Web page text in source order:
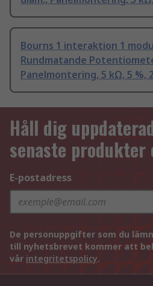
Bourns 1 interaktion 1
Rundmatande
Panelmontering, 5 kΩ, 5 %,
Håll dig
senaste
E-postadress
De personuppgifter som du
till nyhetsbrevet kommer att
vår integritetspolicy.